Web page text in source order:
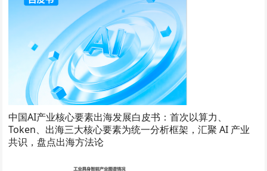
中国AI产业核心要素出海发展白皮书：首次以算力、
Token、出海三大核心要素为统一分析框架，汇聚 AI 产业
共识，盘点出海方法论